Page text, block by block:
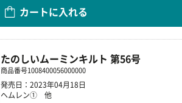
カートに入れる
たのしいムーミンキルト 第56号
商品番号1008400056000000
発売日：2023年04月18日
ヘムレン① 他